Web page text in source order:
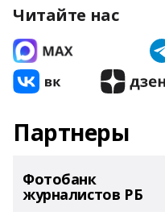
Читайте нас
Партнеры
Фотобанк
журналистов РБ